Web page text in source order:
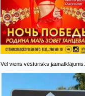
Vēl viens vēsturisks